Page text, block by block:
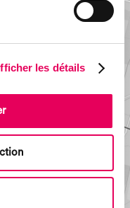
les détails